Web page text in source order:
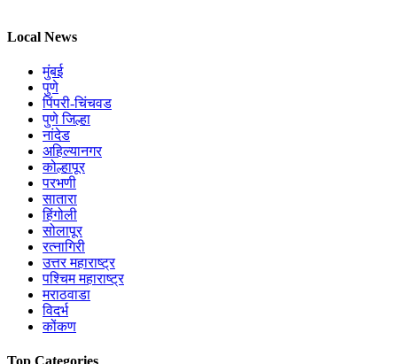
Local News
मुंबई
पुणे
पिंपरी-चिंचवड
पुणे जिल्हा
नांदेड
अहिल्यानगर
कोल्हापूर
परभणी
सातारा
हिंगोली
सोलापूर
रत्नागिरी
उत्तर महाराष्ट्र
पश्चिम महाराष्ट्र
मराठवाडा
विदर्भ
कोंकण